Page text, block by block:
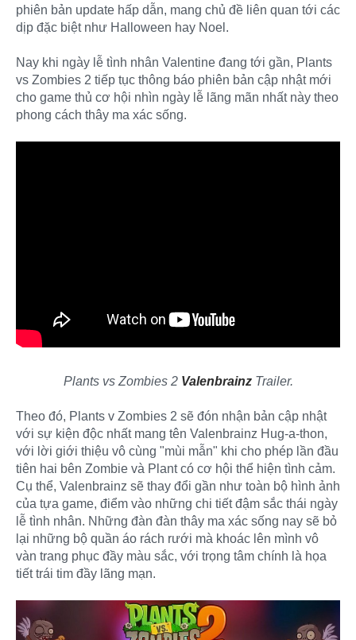
phiên bản update hấp dẫn, mang chủ đề liên quan tới các
dịp đặc biệt như Halloween hay Noel.
Nay khi ngày lễ tình nhân Valentine đang tới gần, Plants
vs Zombies 2 tiếp tục thông báo phiên bản cập nhật mới
cho game thủ cơ hội nhìn ngày lễ lãng mãn nhất này theo
phong cách thây ma xác sống.
Plants vs Zombies 2 ValenbrainzTrailer.
Theo đó, Plants v Zombies 2 sẽ đón nhận bản cập nhật
với sự kiện độc nhất mang tên Valenbrainz Hug-a-thon,
với lời giới thiệu vô cùng "mùi mẫn" khi cho phép lần đầu
tiên hai bên Zombie và Plant có cơ hội thể hiện tình cảm.
Cụ thể, Valenbrainz sẽ thay đổi gần như toàn bộ hình ảnh
của tựa game, điểm vào những chi tiết đậm sắc thái ngày
lễ tình nhân. Những đàn đàn thây ma xác sống nay sẽ bỏ
lại những bộ quần áo rách rưới mà khoác lên mình vô
vàn trang phục đầy màu sắc, với trọng tâm chính là họa
tiết trái tim đầy lãng mạn.